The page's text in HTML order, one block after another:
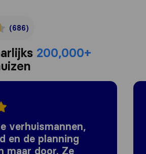
(686)
200,000+
verhuismannen,
en de planning
maar door. Ze